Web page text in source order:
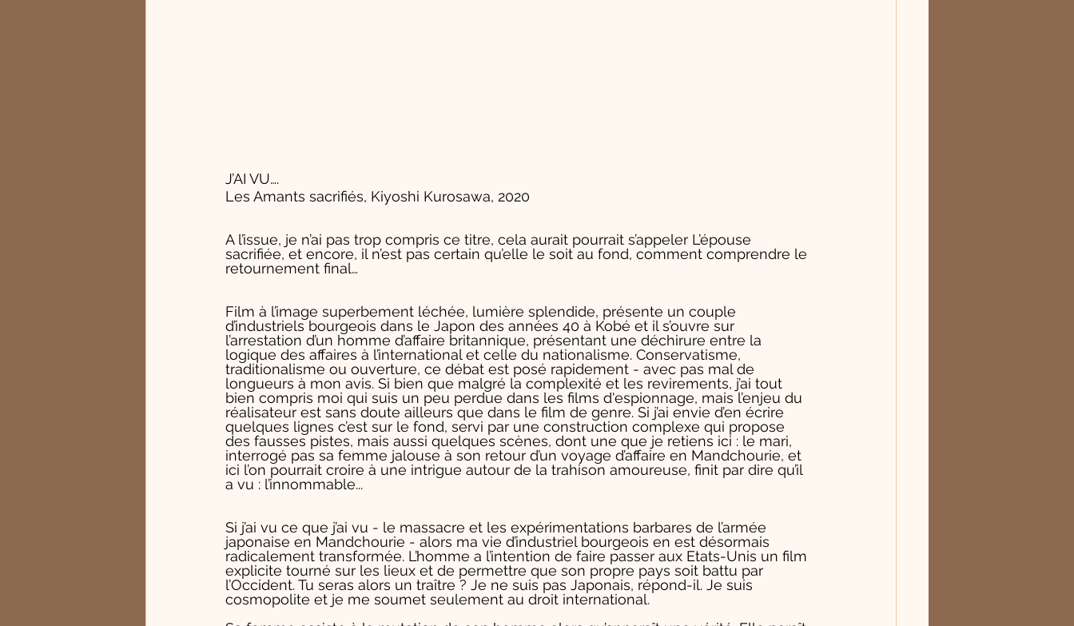
J’AI VU….
Les Amants sacrifiés, Kiyoshi Kurosawa, 2020
A l’issue, je n’ai pas trop compris ce titre, cela aurait pourrait s’appeler L’épouse
sacrifiée, et encore, il n’est pas certain qu’elle le soit au fond, comment comprendre le
retournement final…
Film à l’image superbement léchée, lumière splendide, présente un couple
d’industriels bourgeois dans le Japon des années 40 à Kobé et il s’ouvre sur
l’arrestation d’un homme d’affaire britannique, présentant une déchirure entre la
logique des affaires à l’international et celle du nationalisme. Conservatisme,
traditionalisme ou ouverture, ce débat est posé rapidement - avec pas mal de
longueurs à mon avis. Si bien que malgré la complexité et les revirements, j’ai tout
bien compris moi qui suis un peu perdue dans les films d'espionnage, mais l’enjeu du
réalisateur est sans doute ailleurs que dans le film de genre. Si j’ai envie d’en écrire
quelques lignes c’est sur le fond, servi par une construction complexe qui propose
des fausses pistes, mais aussi quelques scènes, dont une que je retiens ici : le mari,
interrogé pas sa femme jalouse à son retour d’un voyage d’affaire en Mandchourie, et
ici l’on pourrait croire à une intrigue autour de la trahison amoureuse, finit par dire qu’il
a vu : l’innommable...
Si j’ai vu ce que j’ai vu - le massacre et les expérimentations barbares de l’armée
japonaise en Mandchourie - alors ma vie d’industriel bourgeois en est désormais
radicalement transformée. L’homme a l’intention de faire passer aux Etats-Unis un film
explicite tourné sur les lieux et de permettre que son propre pays soit battu par
l’Occident. Tu seras alors un traître ? Je ne suis pas Japonais, répond-il. Je suis
cosmopolite et je me soumet seulement au droit international.